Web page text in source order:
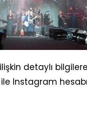
detaylı
Instagram